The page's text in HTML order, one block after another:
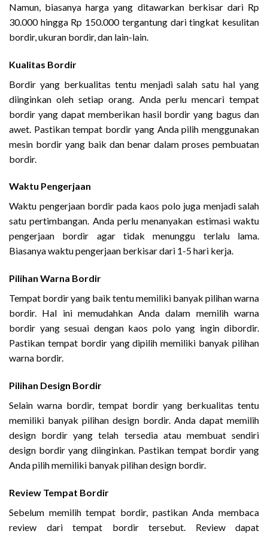
Namun, biasanya harga yang ditawarkan berkisar dari Rp
30.000 hingga Rp 150.000 tergantung dari tingkat kesulitan
bordir, ukuran bordir, dan lain-lain.
Kualitas Bordir
Bordir yang berkualitas tentu menjadi salah satu hal yang
diinginkan oleh setiap orang. Anda perlu mencari tempat
bordir yang dapat memberikan hasil bordir yang bagus dan
awet. Pastikan tempat bordir yang Anda pilih menggunakan
mesin bordir yang baik dan benar dalam proses pembuatan
bordir.
Waktu Pengerjaan
Waktu pengerjaan bordir pada kaos polo juga menjadi salah
satu pertimbangan. Anda perlu menanyakan estimasi waktu
pengerjaan bordir agar tidak menunggu terlalu lama.
Biasanya waktu pengerjaan berkisar dari 1-5 hari kerja.
Pilihan Warna Bordir
Tempat bordir yang baik tentu memiliki banyak pilihan warna
bordir. Hal ini memudahkan Anda dalam memilih warna
bordir yang sesuai dengan kaos polo yang ingin dibordir.
Pastikan tempat bordir yang dipilih memiliki banyak pilihan
warna bordir.
Pilihan Design Bordir
Selain warna bordir, tempat bordir yang berkualitas tentu
memiliki banyak pilihan design bordir. Anda dapat memilih
design bordir yang telah tersedia atau membuat sendiri
design bordir yang diinginkan. Pastikan tempat bordir yang
Anda pilih memiliki banyak pilihan design bordir.
Review Tempat Bordir
Sebelum memilih tempat bordir, pastikan Anda membaca
review dari tempat bordir tersebut. Review dapat